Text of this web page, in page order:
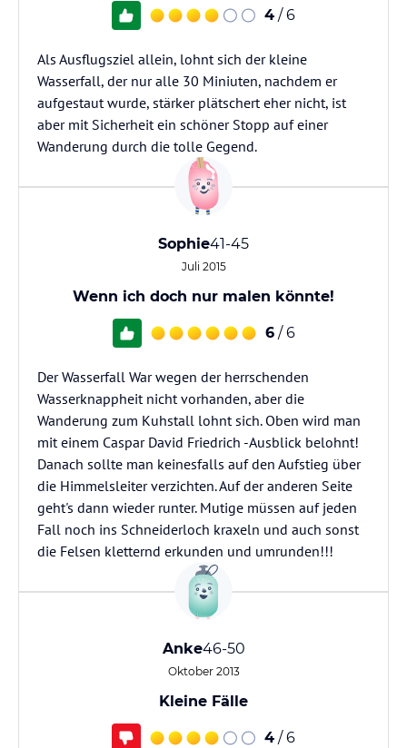
4 / 6
Als Ausflugsziel allein, lohnt sich der kleine
Wasserfall, der nur alle 30 Miniuten, nachdem er
aufgestaut wurde, stärker plätschert eher nicht, ist
aber mit Sicherheit ein schöner Stopp auf einer
Wanderung durch die tolle Gegend.
Sophie41-45
Juli 2015
Wenn ich doch nur malen könnte!
6 / 6
Der Wasserfall War wegen der herrschenden
Wasserknappheit nicht vorhanden, aber die
Wanderung zum Kuhstall lohnt sich. Oben wird man
mit einem Caspar David Friedrich -Ausblick belohnt!
Danach sollte man keinesfalls auf den Aufstieg über
die Himmelsleiter verzichten. Auf der anderen Seite
geht's dann wieder runter. Mutige müssen auf jeden
Fall noch ins Schneiderloch kraxeln und auch sonst
die Felsen kletternd erkunden und umrunden!!!
Anke46-50
Oktober 2013
Kleine Fälle
4 / 6